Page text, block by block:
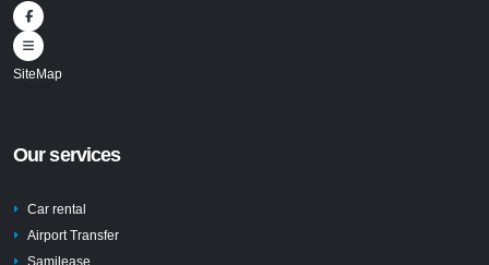
SiteMap
Our services
Car rental
Airport Transfer
Samilease